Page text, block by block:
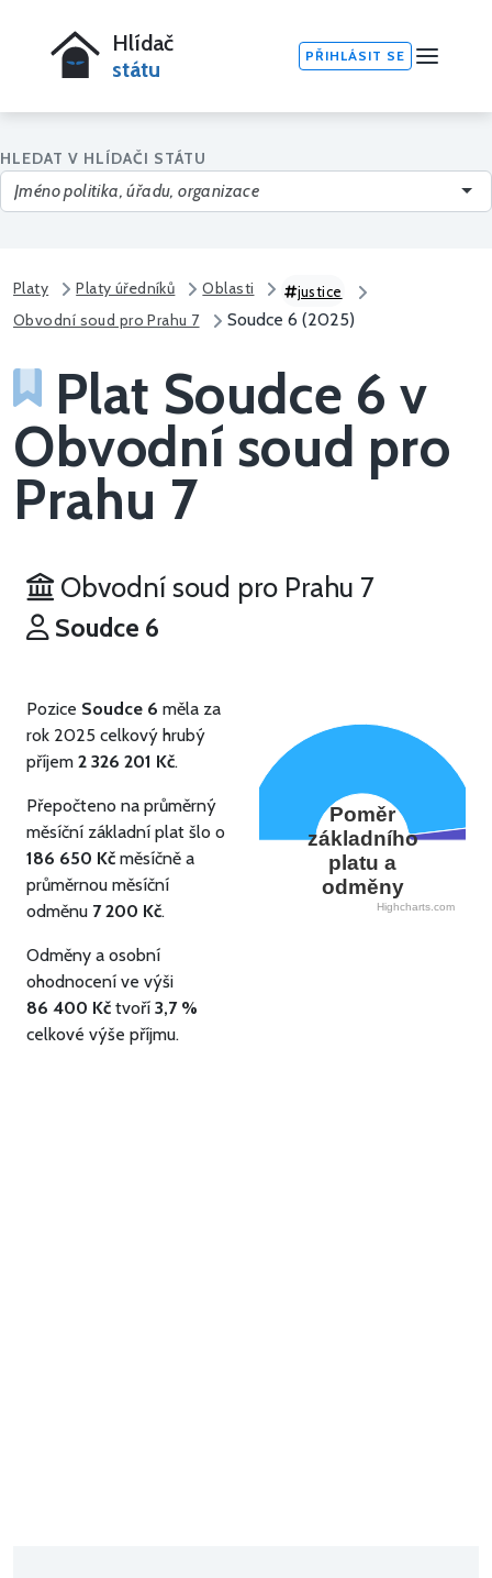
Hlídač
státu
PŘIHLÁSIT SE
HLEDAT V HLÍDAČI STÁTU
Platy Platy úředníků Oblasti justice
Obvodní soud pro Prahu 7 Soudce 6 (2025)
Plat Soudce 6 v
Obvodní soud pro
Prahu 7
Obvodní soud pro Prahu 7
Soudce 6
Pozice Soudce 6 měla za
rok 2025 celkový hrubý
příjem 2 326 201 Kč.
Přepočteno na průměrný
měsíční základní plat šlo o
186 650 Kč měsíčně a
průměrnou měsíční
odměnu 7 200 Kč.
Odměny a osobní
ohodnocení ve výši
86 400 Kč tvoří 3,7 %
celkové výše příjmu.
Poměr
základního
platu a
odměny
Highcharts.com